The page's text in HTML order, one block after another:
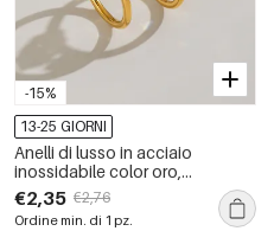
-15%
13-25 GIORNI
Anelli di lusso in acciaio
inossidabile color oro,
impermeabili, con pietre
preziose.
€2,35 €2,76
Ordine min. di 1 pz.